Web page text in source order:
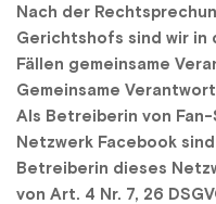
Nach der
Gerichtshofs sind wir
Fällen gemeinsame
Gemeinsame
Als Betreiberin von
Netzwerk Facebook
Betreiberin dieses
von Art. 4 Nr. 7, 26